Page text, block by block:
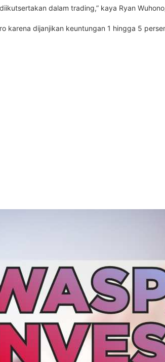
dalam trading,” kaya Ryan
karena dijanjikan keuntungan 1 hingga 5